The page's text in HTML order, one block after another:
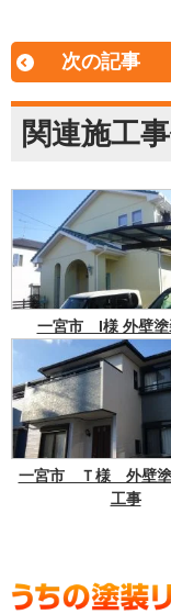
次の記事
関連施工
一宮市 I様 外壁塗
一宮市 Ｔ様 外壁塗
工事